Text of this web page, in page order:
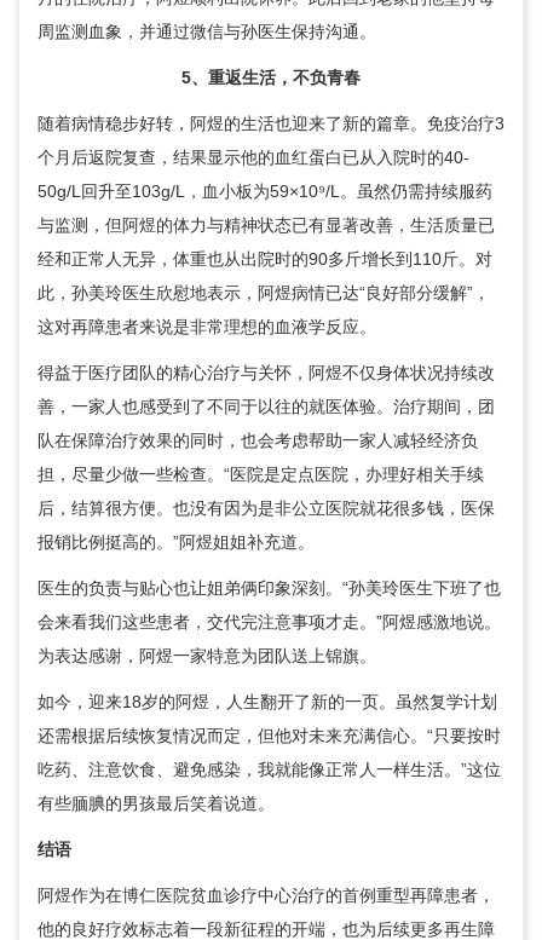
周监测血象，并通过微信与孙医生保持沟通。
5、重返生活，不负青春
随着病情稳步好转，阿煜的生活也迎来了新的篇章。免疫治疗3
个月后返院复查，结果显示他的血红蛋白已从入院时的40-
50g/L回升至103g/L，血小板为59×10⁹/L。虽然仍需持续服药
与监测，但阿煜的体力与精神状态已有显著改善，生活质量已
经和正常人无异，体重也从出院时的90多斤增长到110斤。对
此，孙美玲医生欣慰地表示，阿煜病情已达“良好部分缓解”，
这对再障患者来说是非常理想的血液学反应。
得益于医疗团队的精心治疗与关怀，阿煜不仅身体状况持续改
善，一家人也感受到了不同于以往的就医体验。治疗期间，团
队在保障治疗效果的同时，也会考虑帮助一家人减轻经济负
担，尽量少做一些检查。“医院是定点医院，办理好相关手续
后，结算很方便。也没有因为是非公立医院就花很多钱，医保
报销比例挺高的。”阿煜姐姐补充道。
医生的负责与贴心也让姐弟俩印象深刻。“孙美玲医生下班了也
会来看我们这些患者，交代完注意事项才走。”阿煜感激地说。
为表达感谢，阿煜一家特意为团队送上锦旗。
如今，迎来18岁的阿煜，人生翻开了新的一页。虽然复学计划
还需根据后续恢复情况而定，但他对未来充满信心。“只要按时
吃药、注意饮食、避免感染，我就能像正常人一样生活。”这位
有些腼腆的男孩最后笑着说道。
结语
阿煜作为在博仁医院贫血诊疗中心治疗的首例重型再障患者，
他的良好疗效标志着一段新征程的开端，也为后续更多再生障